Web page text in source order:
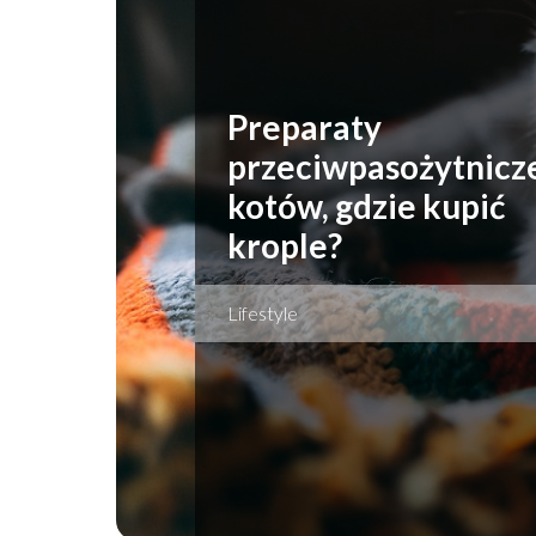
Preparaty
kotów, gdzie kupić
krople?
Lifestyle